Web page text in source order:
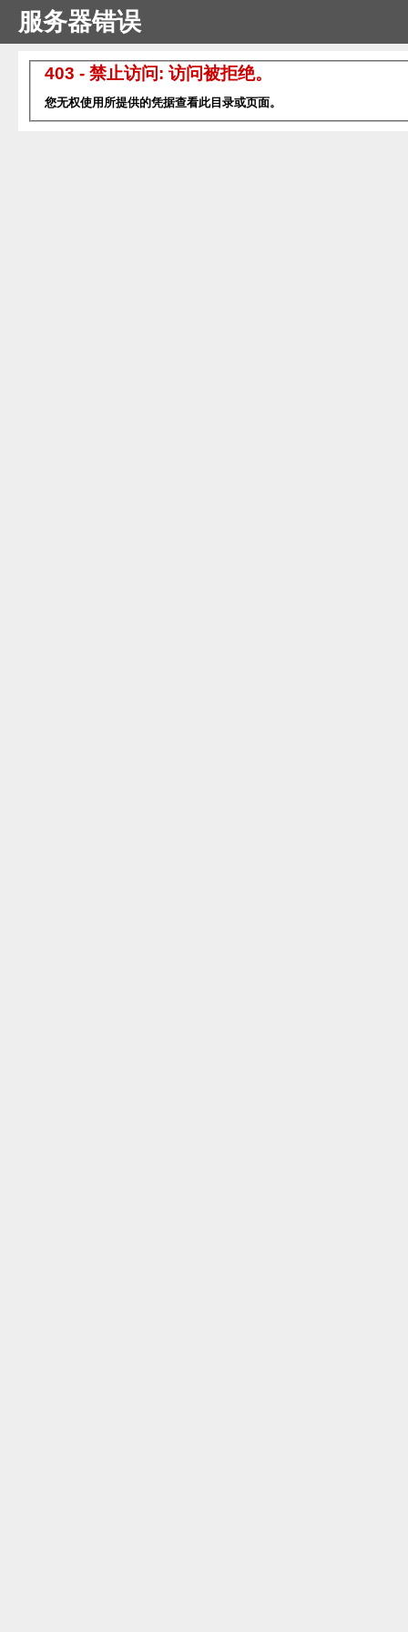
服务器错误
403 - 禁止访问: 访问被拒绝。
您无权使用所提供的凭据查看此目录或页面。